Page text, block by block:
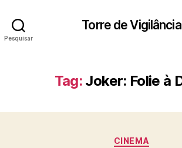
Pesquisar
Torre de Vigilância
Tag: Joker: Folie à
Categorias
CINEMA